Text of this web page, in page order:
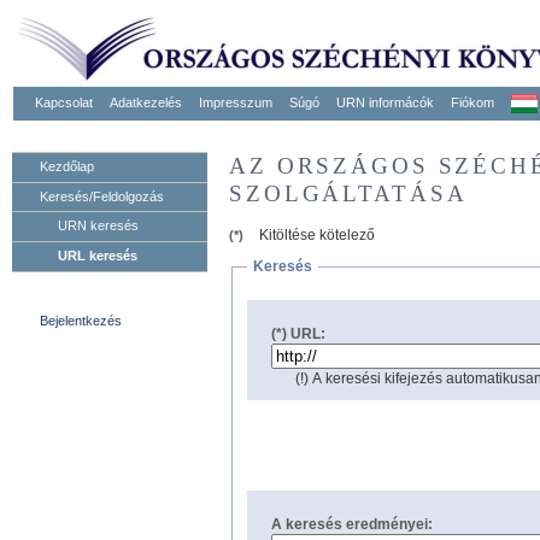
Kapcsolat Adatkezelés Impresszum Súgó URN informácók Fiókom
Kezdőlap
Keresés/Feldolgozás
URN keresés
URL keresés
Bejelentkezés
AZ ORSZÁGOS
SZOLGÁLTATÁSA
(*)
Kitöltése kötelező
Keresés
(*) URL:
(!) A keresési kifejezés
A keresés eredményei: